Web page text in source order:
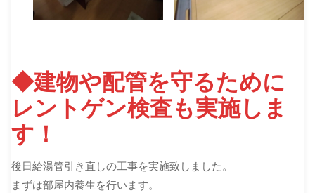
◆建物や配管を守るために
レントゲン検査も実施しま
す！
後日給湯管引き直しの工事を実施致しました。
まずは部屋内養生を行います。